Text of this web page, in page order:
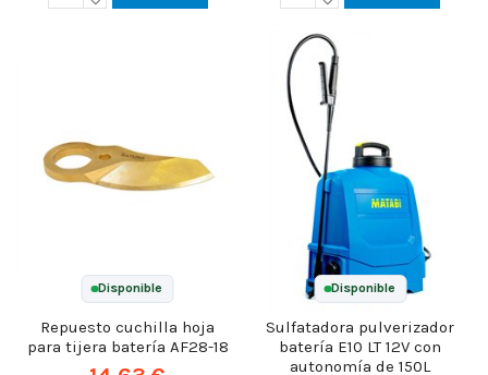
Disponible
Repuesto cuchilla hoja
para tijera batería AF28-18
Disponible
Sulfatadora pulverizador
batería E10 LT 12V con
autonomía de 150L